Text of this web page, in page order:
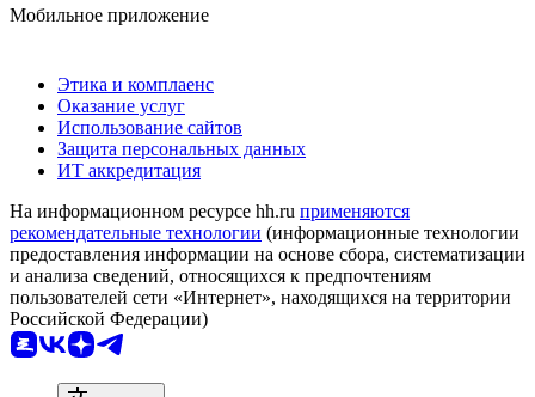
Мобильное приложение
Этика и комплаенс
Оказание услуг
Использование сайтов
Защита персональных данных
ИТ аккредитация
На информационном ресурсе hh.ru применяются
рекомендательные технологии (информационные технологии
предоставления информации на основе сбора, систематизации
и анализа сведений, относящихся к предпочтениям
пользователей сети «Интернет», находящихся на территории
Российской Федерации)